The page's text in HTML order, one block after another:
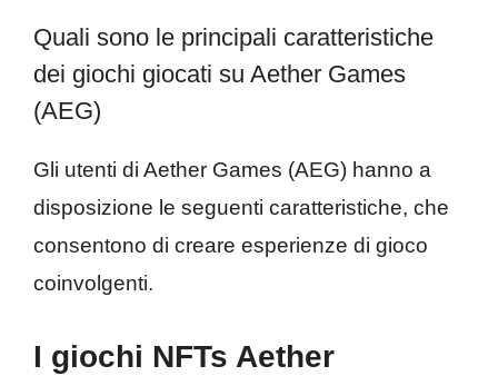
Quali sono le principali caratteristiche
dei giochi giocati su Aether Games
(AEG)
Gli utenti di Aether Games (AEG) hanno a
disposizione le seguenti caratteristiche, che
consentono di creare esperienze di gioco
coinvolgenti.
I giochi NFTs Aether